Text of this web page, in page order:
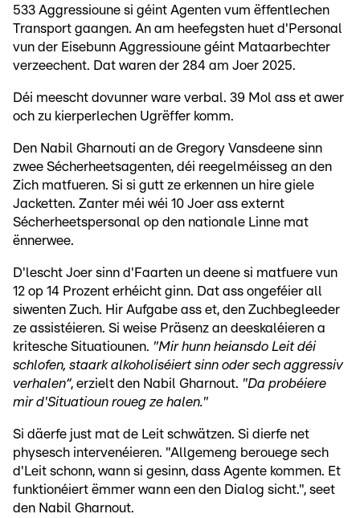
533 Aggressioune si géint Agenten vum ëffentlechen
Transport gaangen. An am heefegsten huet d'Personal
vun der Eisebunn Aggressioune géint Mataarbechter
verzeechent. Dat waren der 284 am Joer 2025.
Déi meescht dovunner ware verbal. 39 Mol ass et awer
och zu kierperlechen Ugrëffer komm.
Den Nabil Gharnouti an de Gregory Vansdeene sinn
zwee Sécherheetsagenten, déi reegelméisseg an den
Zich matfueren. Si si gutt ze erkennen un hire giele
Jacketten. Zanter méi wéi 10 Joer ass externt
Sécherheetspersonal op den nationale Linne mat
ënnerwee.
D'lescht Joer sinn d'Faarten un deene si matfuere vun
12 op 14 Prozent erhéicht ginn. Dat ass ongeféier all
siwenten Zuch. Hir Aufgabe ass et, den Zuchbegleeder
ze assistéieren. Si weise Präsenz an deeskaléieren a
kritesche Situatiounen. "Mir hunn heiansdo Leit déi
schlofen, staark alkoholiséiert sinn oder sech aggressiv
verhalen“, erzielt den Nabil Gharnout. "Da probéiere
mir d'Situatioun roueg ze halen."
Si däerfe just mat de Leit schwätzen. Si dierfe net
physesch intervenéieren. "Allgemeng berouege sech
d'Leit schonn, wann si gesinn, dass Agente kommen. Et
funktionéiert ëmmer wann een den Dialog sicht.", seet
den Nabil Gharnout.